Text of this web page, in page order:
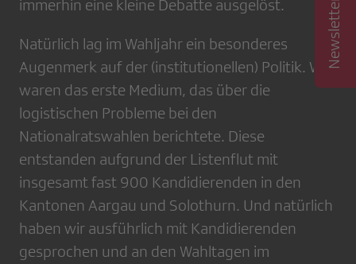
immerhin eine kleine Debatte ausgelöst.
Natürlich lag im Wahljahr ein besonderes
Augenmerk auf der (institutionellen) Politik. Wir
waren das erste Medium, das über die
logistischen Probleme bei den
Nationalratswahlen berichtete. Diese
entstanden aufgrund der Listenflut mit
insgesamt fast 900 Kandidierenden in den
Kantonen Aargau und Solothurn. Und natürlich
haben wir ausführlich mit Kandidierenden
gesprochen und an den Wahltagen im